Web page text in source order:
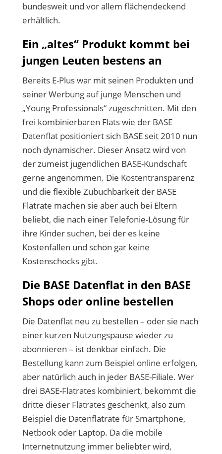
bundesweit und vor allem flächendeckend
erhältlich.
Ein „altes“ Produkt kommt bei
jungen Leuten bestens an
Bereits E-Plus war mit seinen Produkten und
seiner Werbung auf junge Menschen und
„Young Professionals“ zugeschnitten. Mit den
frei kombinierbaren Flats wie der BASE
Datenflat positioniert sich BASE seit 2010 nun
noch dynamischer. Dieser Ansatz wird von
der zumeist jugendlichen BASE-Kundschaft
gerne angenommen. Die Kostentransparenz
und die flexible Zubuchbarkeit der BASE
Flatrate machen sie aber auch bei Eltern
beliebt, die nach einer Telefonie-Lösung für
ihre Kinder suchen, bei der es keine
Kostenfallen und schon gar keine
Kostenschocks gibt.
Die BASE Datenflat in den BASE
Shops oder online bestellen
Die Datenflat neu zu bestellen – oder sie nach
einer kurzen Nutzungspause wieder zu
abonnieren – ist denkbar einfach. Die
Bestellung kann zum Beispiel online erfolgen,
aber natürlich auch in jeder BASE-Filiale. Wer
drei BASE-Flatrates kombiniert, bekommt die
dritte dieser Flatrates geschenkt, also zum
Beispiel die Datenflatrate für Smartphone,
Netbook oder Laptop. Da die mobile
Internetnutzung immer beliebter wird,